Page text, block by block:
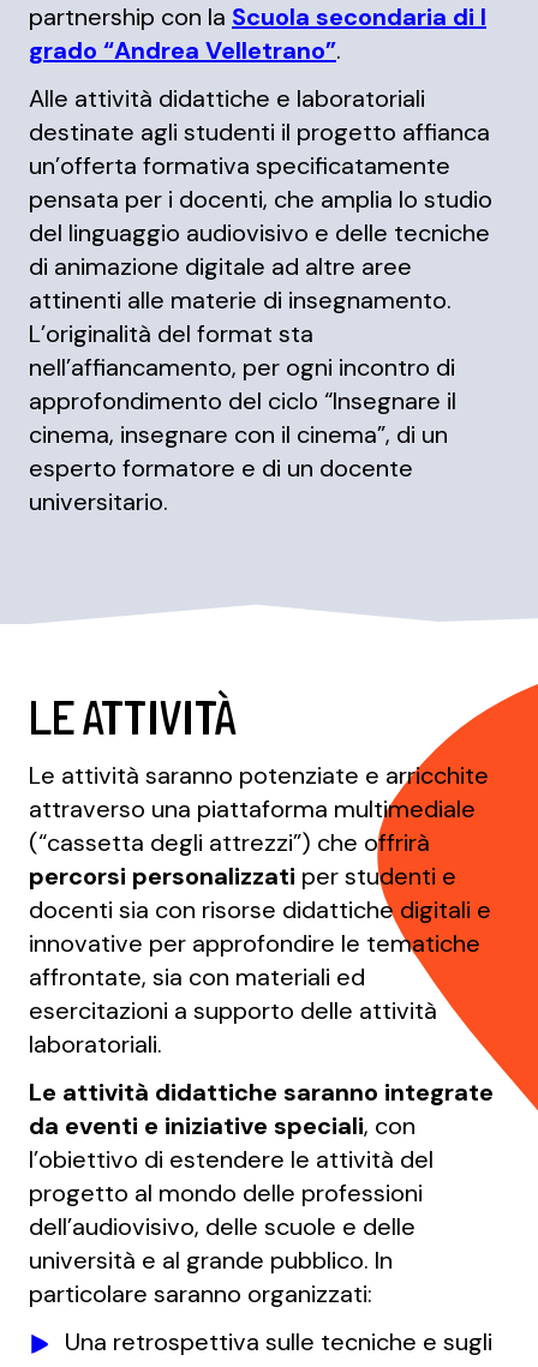
partnership con la Scuola secondaria di I
grado “Andrea Velletrano”.
Alle attività didattiche e laboratoriali
destinate agli studenti il progetto affianca
un’offerta formativa specificatamente
pensata per i docenti, che amplia lo studio
del linguaggio audiovisivo e delle tecniche
di animazione digitale ad altre aree
attinenti alle materie di insegnamento.
L’originalità del format sta
nell’affiancamento, per ogni incontro di
approfondimento del ciclo “Insegnare il
cinema, insegnare con il cinema”, di un
esperto formatore e di un docente
universitario.
LE ATTIVITÀ
Le attività saranno potenziate e arricchite
attraverso una piattaforma multimediale
(“cassetta degli attrezzi”) che offrirà
percorsi personalizzati per studenti e
docenti sia con risorse didattiche digitali e
innovative per approfondire le tematiche
affrontate, sia con materiali ed
esercitazioni a supporto delle attività
laboratoriali.
Le attività didattiche saranno integrate
da eventi e iniziative speciali, con
l’obiettivo di estendere le attività del
progetto al mondo delle professioni
dell’audiovisivo, delle scuole e delle
università e al grande pubblico. In
particolare saranno organizzati:
Una retrospettiva sulle tecniche e sugli